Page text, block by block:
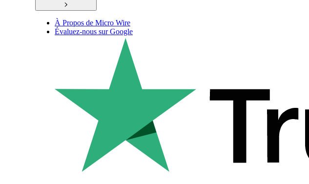
À Propos de Micro Wire
Évaluez-nous sur Google